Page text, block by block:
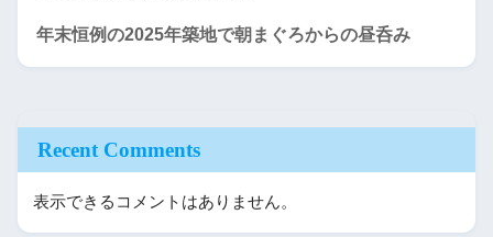
年末恒例の2025年築地で朝まぐろからの昼呑み
Recent Comments
表示できるコメントはありません。